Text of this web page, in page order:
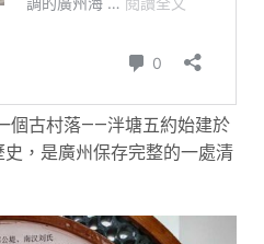
個古村落——泮塘五約始建於
，是廣州保存完整的一處清